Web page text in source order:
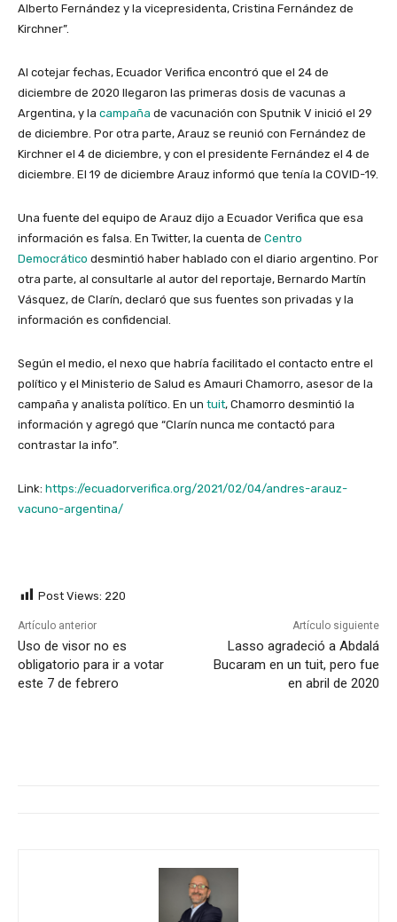
Alberto Fernández y la vicepresidenta, Cristina Fernández de
Kirchner”.
Al cotejar fechas, Ecuador Verifica encontró que el 24 de
diciembre de 2020 llegaron las primeras dosis de vacunas a
Argentina, y la campaña de vacunación con Sputnik V inició el 29
de diciembre. Por otra parte, Arauz se reunió con Fernández de
Kirchner el 4 de diciembre, y con el presidente Fernández el 4 de
diciembre. El 19 de diciembre Arauz informó que tenía la COVID-19.
Una fuente del equipo de Arauz dijo a Ecuador Verifica que esa
información es falsa. En Twitter, la cuenta de Centro
Democrático desmintió haber hablado con el diario argentino. Por
otra parte, al consultarle al autor del reportaje, Bernardo Martín
Vásquez, de Clarín, declaró que sus fuentes son privadas y la
información es confidencial.
Según el medio, el nexo que habría facilitado el contacto entre el
político y el Ministerio de Salud es Amauri Chamorro, asesor de la
campaña y analista político. En un tuit, Chamorro desmintió la
información y agregó que “Clarín nunca me contactó para
contrastar la info”.
Link: https://ecuadorverifica.org/2021/02/04/andres-arauz-
vacuno-argentina/
Post Views: 220
Artículo anterior
Uso de visor no es
obligatorio para ir a votar
este 7 de febrero
Artículo siguiente
Lasso agradeció a Abdalá
Bucaram en un tuit, pero fue
en abril de 2020